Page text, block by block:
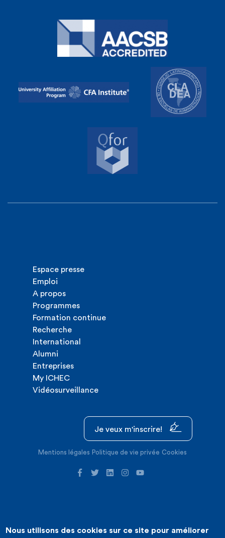
Espace presse
Emploi
A propos
Programmes
Formation continue
Recherche
International
Alumni
Entreprises
My ICHEC
Vidéosurveillance
Je veux m'inscrire!
Mentions légales Politique de vie privée Cookies
©2026 ICHEC |Création de site internet : Expansion
Nous utilisons des cookies sur ce site pour améliorer